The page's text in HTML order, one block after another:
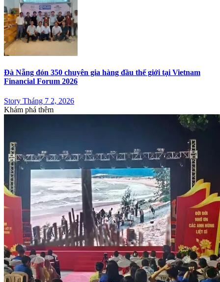
Đà Nẵng đón 350 chuyên gia hàng đầu thế giới tại Vietnam
Financial Forum 2026
Story Tháng 7 2, 2026
Khám phá thêm